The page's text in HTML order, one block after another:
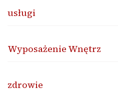
usługi
Wyposażenie Wnętrz
zdrowie